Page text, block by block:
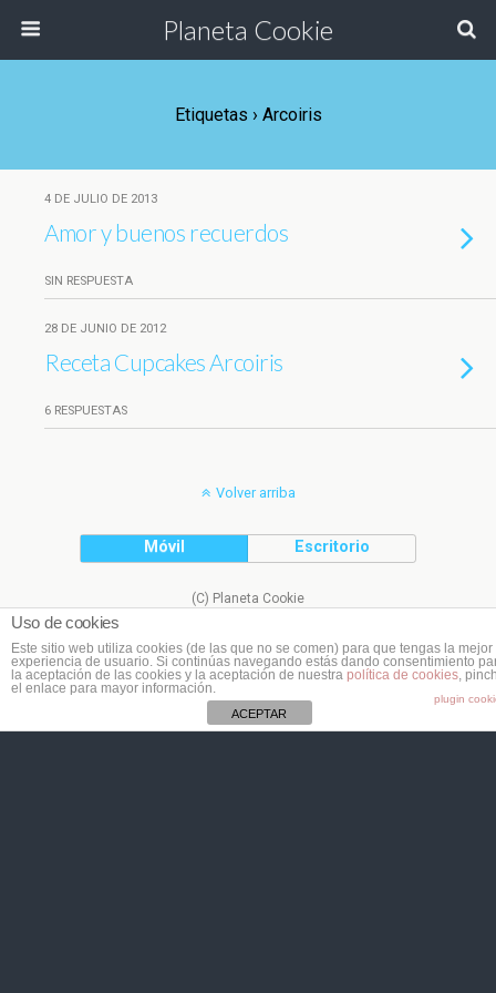
Planeta Cookie
Etiquetas › Arcoiris
4 DE JULIO DE 2013
Amor y buenos recuerdos
SIN RESPUESTA
28 DE JUNIO DE 2012
Receta Cupcakes Arcoiris
6 RESPUESTAS
Volver arriba
Móvil Escritorio
(C) Planeta Cookie
Uso de cookies
Este sitio web utiliza cookies (de las que no se comen) para que tengas la mejor
experiencia de usuario. Si continúas navegando estás dando consentimiento
la aceptación de las cookies y la aceptación de nuestra política de cookies,
el enlace para mayor información.
plugin
ACEPTAR